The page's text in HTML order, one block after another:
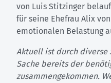
von Luis Stitzinger
für seine Ehefrau Alix
emotionalen Belastung
Aktuell ist durch diverse
Sache bereits der
zusammengekommen.